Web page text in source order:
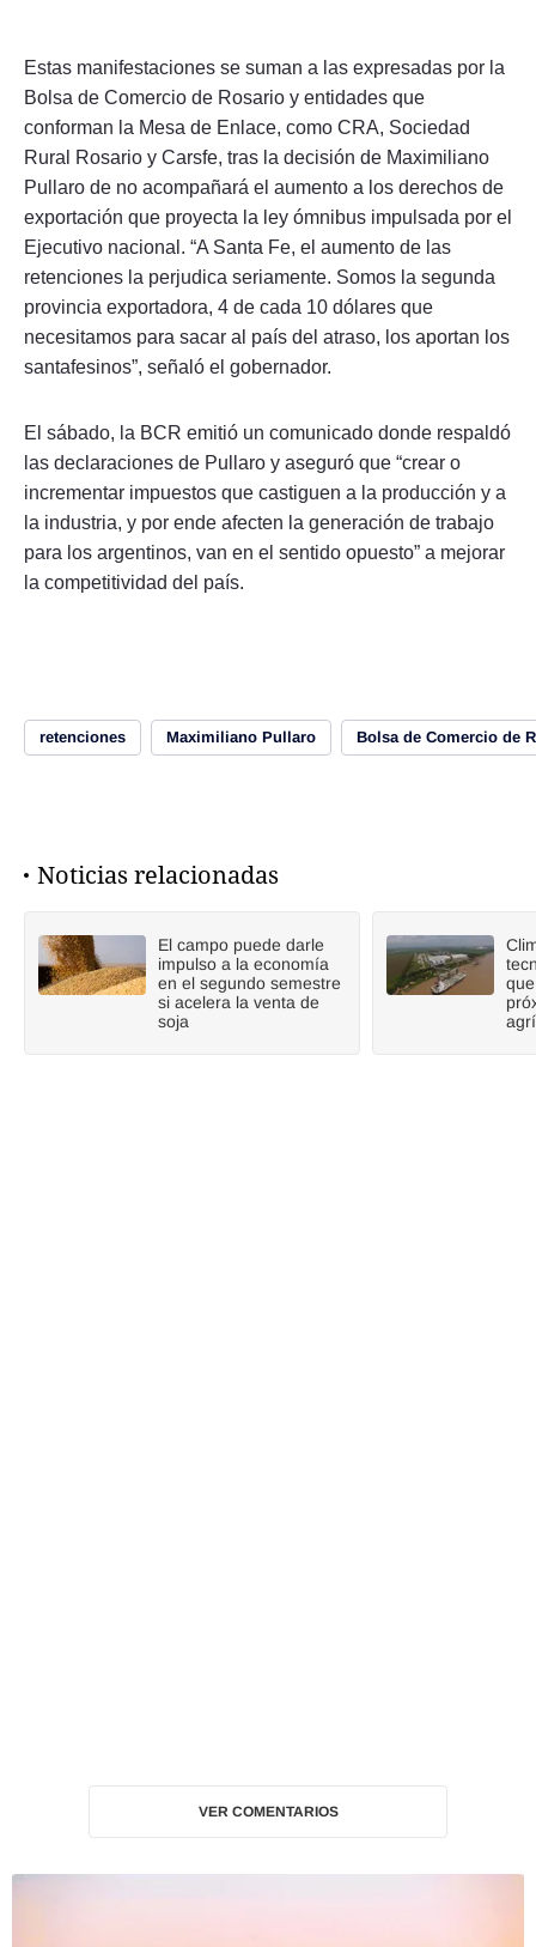
Estas manifestaciones se suman a las expresadas por la
Bolsa de Comercio de Rosario y entidades que
conforman la Mesa de Enlace, como CRA, Sociedad
Rural Rosario y Carsfe, tras la decisión de Maximiliano
Pullaro de no acompañará el aumento a los derechos de
exportación que proyecta la ley ómnibus impulsada por el
Ejecutivo nacional. “A Santa Fe, el aumento de las
retenciones la perjudica seriamente. Somos la segunda
provincia exportadora, 4 de cada 10 dólares que
necesitamos para sacar al país del atraso, los aportan los
santafesinos”, señaló el gobernador.
El sábado, la BCR emitió un comunicado donde respaldó
las declaraciones de Pullaro y aseguró que “crear o
incrementar impuestos que castiguen a la producción y a
la industria, y por ende afecten la generación de trabajo
para los argentinos, van en el sentido opuesto” a mejorar
la competitividad del país.
retenciones Maximiliano Pullaro Bolsa de Comercio de
Noticias relacionadas
El campo puede darle
impulso a la economía
en el segundo semestre
si acelera la venta de
soja
VER COMENTARIOS